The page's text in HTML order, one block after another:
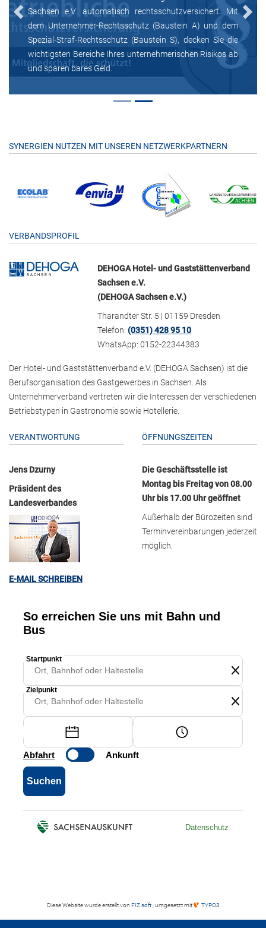
Sachsen e.V. automatisch rechtsschutzversichert. Mit
dem Unternehmer-Rechtsschutz (Baustein A) und dem
Spezial-Straf-Rechtsschutz (Baustein S), decken Sie die
wichtigsten Bereiche Ihres unternehmerischen Risikos ab
und sparen bares Geld.
Previous Next
SYNERGIEN NUTZEN MIT UNSEREN NETZWERKPARTNERN
VERBANDSPROFIL
DEHOGA Hotel- und Gaststättenverband
Sachsen e.V.
(DEHOGA Sachsen e.V.)
Tharandter Str. 5 | 01159 Dresden
Telefon:(0351) 428 95 10
WhatsApp: 0152-22344383
Der Hotel- und Gaststättenverband e.V. (DEHOGA Sachsen) ist die
Berufsorganisation des Gastgewerbes in Sachsen. Als
Unternehmerverband vertreten wir die Interessen der verschiedenen
Betriebstypen in Gastronomie sowie Hotellerie.
VERANTWORTUNG
Jens Dzurny
Präsident des
Landesverbandes
E-MAIL SCHREIBEN
ÖFFNUNGSZEITEN
Die Geschäftsstelle ist
Montag bis Freitag von 08.00
Uhr bis 17.00 Uhr geöffnet
Außerhalb der Bürozeiten sind
Terminvereinbarungen jederzeit
möglich.
Diese Website wurde erstellt von FIZ soft , umgesetzt mit TYPO3